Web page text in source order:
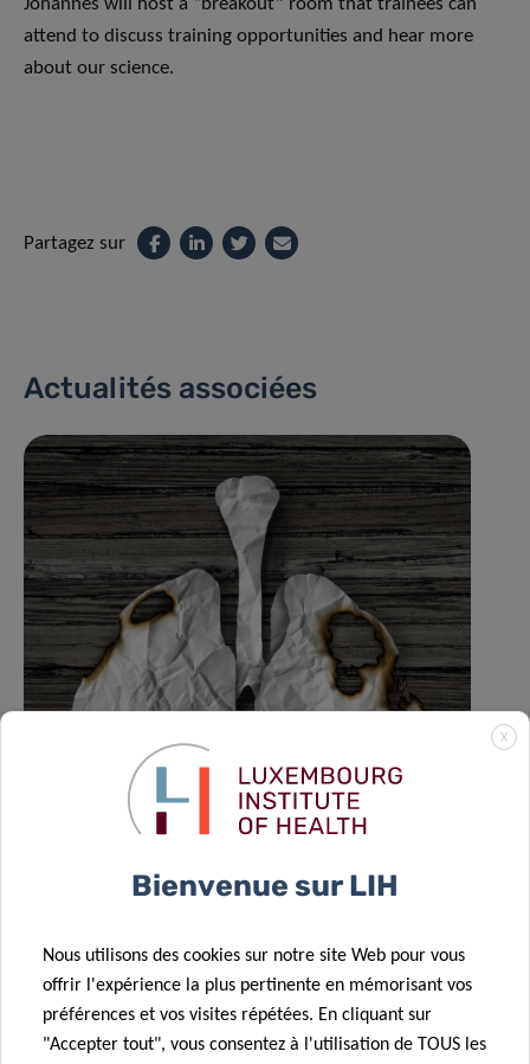
Johannes will host a “breakout” room that trainees can
attend to discuss training opportunities and hear more
about our science.
Partagez sur
Actualités associées
comment le cancer reprogramme les
métastases
X
Bienvenue sur LIH
Nous utilisons des cookies sur notre site Web pour vous
offrir l'expérience la plus pertinente en mémorisant vos
préférences et vos visites répétées. En cliquant sur
"Accepter tout", vous consentez à l'utilisation de TOUS les